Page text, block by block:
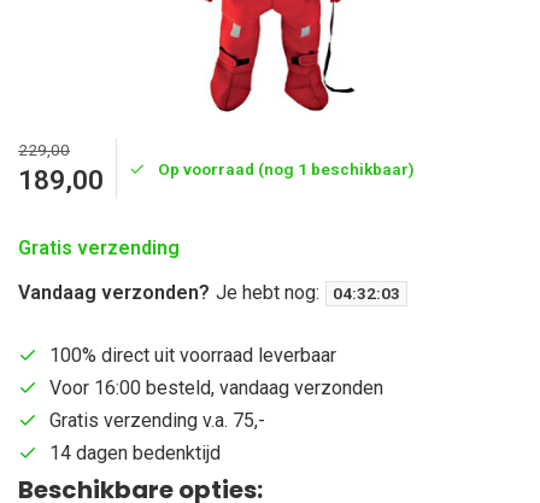
229,00
189,00 Op voorraad (nog 1 beschikbaar)
Gratis verzending
Vandaag verzonden? Je hebt nog: 04:32:03
100% direct uit voorraad leverbaar
Voor 16:00 besteld, vandaag verzonden
Gratis verzending v.a. 75,-
14 dagen bedenktijd
Beschikbare opties: